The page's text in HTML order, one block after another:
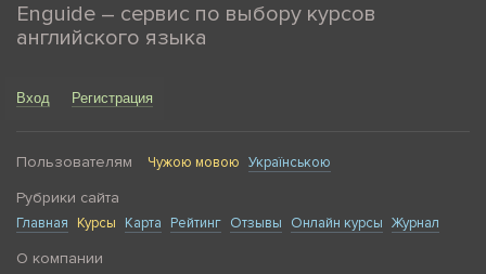
Enguide – сервис по выбору курсов
английского языка
Вход Регистрация
Пользователям Чужою мовою Українською
Рубрики сайта
Главная Курсы Карта Рейтинг Отзывы Онлайн курсы Журнал
О компании